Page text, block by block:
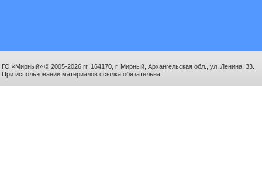
ГО «Мирный» © 2005-2026 гг. 164170, г. Мирный, Архангельская обл., ул. Ленина, 33.
При использовании материалов ссылка обязательна.